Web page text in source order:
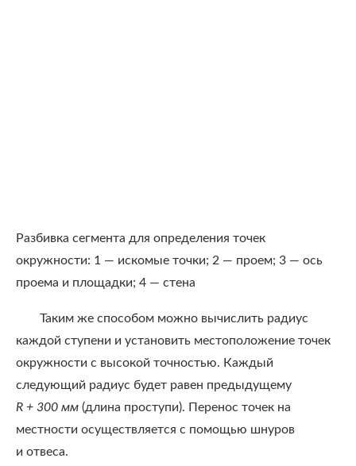
Разбивка сегмента для определения точек
окружности: 1 — искомые точки; 2 — проем; 3 — ось
проема и площадки; 4 — стена
Таким же способом можно вычислить радиус
каждой ступени и установить местоположение точек
окружности с высокой точностью. Каждый
следующий радиус будет равен предыдущему
R + 300 мм (длина проступи). Перенос точек на
местности осуществляется с помощью шнуров
и отвеса.